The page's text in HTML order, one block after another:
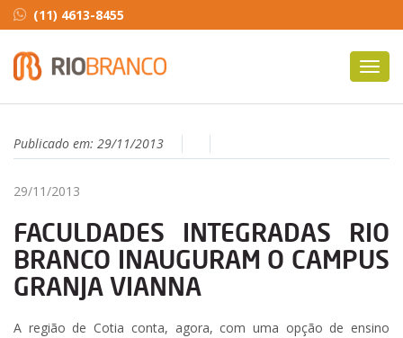
(11) 4613-8455
Publicado em: 29/11/2013
29/11/2013
FACULDADES INTEGRADAS RIO
BRANCO INAUGURAM O CAMPUS
GRANJA VIANNA
A região de Cotia conta, agora, com uma opção de ensino